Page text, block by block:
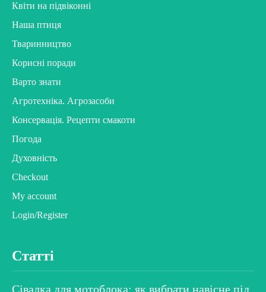
Квіти на підвіконні
Наша птиця
Тваринництво
Корисні поради
Варто знати
Агротехніка. Агрозасоби
Консервація. Рецепти смакоти
Погода
Духовність
Checkout
My account
Login/Register
Статті
Сівалка для мотоблока: як вибрати навісне під